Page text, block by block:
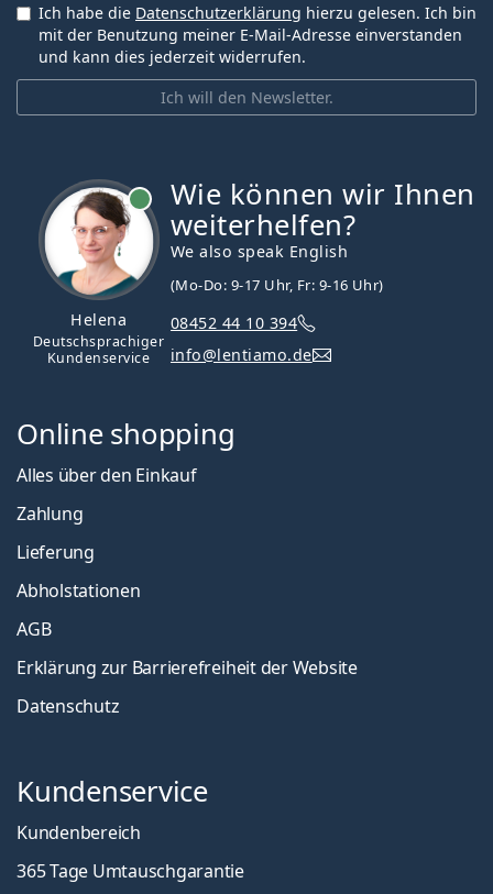
Ich will den Newsletter.
Ich habe die Datenschutzerklärung hierzu gelesen. Ich bin
mit der Benutzung meiner E-Mail-Adresse einverstanden
und kann dies jederzeit widerrufen.
Helena
Deutschsprachiger
Kundenservice
Wie können wir Ihnen
weiterhelfen?
We also speak English
(Mo-Do: 9-17 Uhr, Fr: 9-16 Uhr)
08452 44 10 394
info@lentiamo.de
Online shopping
Alles über den Einkauf
Zahlung
Lieferung
Abholstationen
AGB
Erklärung zur Barrierefreiheit der Website
Datenschutz
Kundenservice
Kundenbereich
365 Tage Umtauschgarantie